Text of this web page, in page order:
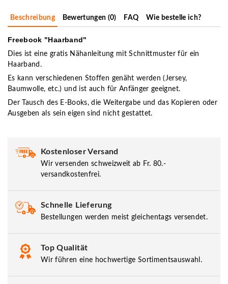
Beschreibung Bewertungen (0) FAQ Wie bestelle ich?
Freebook "Haarband"
Dies ist eine gratis Nähanleitung mit Schnittmuster für ein
Haarband.
Es kann verschiedenen Stoffen genäht werden (Jersey,
Baumwolle, etc.) und ist auch für Anfänger geeignet.
Der Tausch des E-Books, die Weitergabe und das Kopieren oder
Ausgeben als sein eigen sind nicht gestattet.
Kostenloser Versand
Wir versenden schweizweit ab Fr. 80.-
versandkostenfrei.
Schnelle Lieferung
Bestellungen werden meist gleichentags versendet.
Top Qualität
Wir führen eine hochwertige Sortimentsauswahl.